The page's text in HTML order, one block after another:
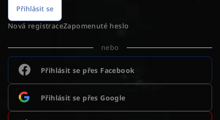
Přihlásit se
Nová registraceZapomenuté heslo
nebo
Přihlásit se přes Facebook
Přihlásit se přes Google